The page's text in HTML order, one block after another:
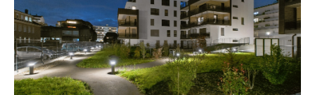
Référence